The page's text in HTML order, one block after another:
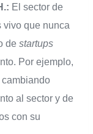
El sector de
vivo que nunca
de startups
Por ejemplo,
cambiando
al sector y de
con su